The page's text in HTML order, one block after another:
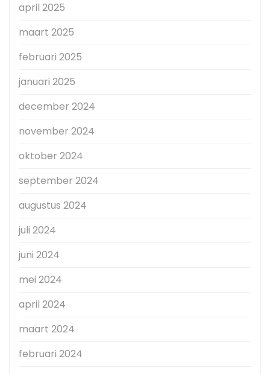
april 2025
maart 2025
februari 2025
januari 2025
december 2024
november 2024
oktober 2024
september 2024
augustus 2024
juli 2024
juni 2024
mei 2024
april 2024
maart 2024
februari 2024